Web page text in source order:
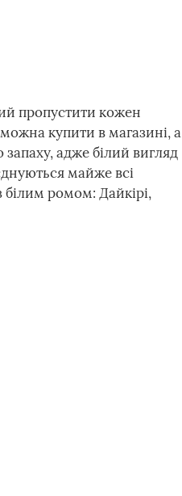
пропустити кожен
купити в магазині, а
адже білий вигляд
майже всі
білим ромом: Дайкірі,